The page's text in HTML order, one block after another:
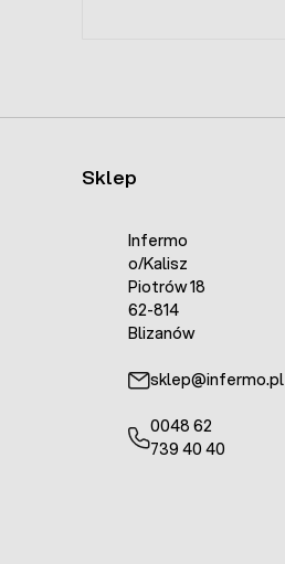
Sklep
Infermo
o/Kalisz
Piotrów 18
62-814
Blizanów
sklep@infermo.pl
0048 62
739 40 40